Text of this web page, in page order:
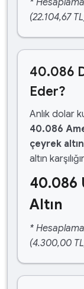
*
(22.104,67
40.086
Eder?
Anlık dolar
40.086
çeyrek altın
altın
40.086
Altın
*
(4.300,00